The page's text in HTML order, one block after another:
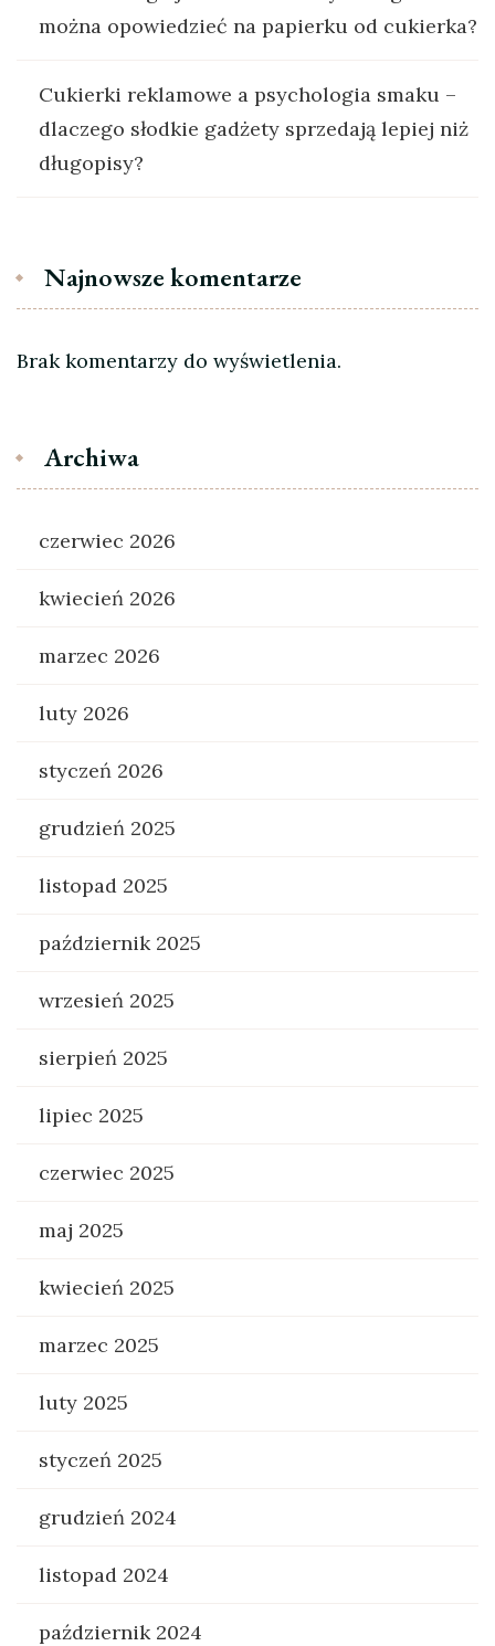
można opowiedzieć na papierku od cukierka?
Cukierki reklamowe a psychologia smaku –
dlaczego słodkie gadżety sprzedają lepiej niż
długopisy?
Najnowsze komentarze
Brak komentarzy do wyświetlenia.
Archiwa
czerwiec 2026
kwiecień 2026
marzec 2026
luty 2026
styczeń 2026
grudzień 2025
listopad 2025
październik 2025
wrzesień 2025
sierpień 2025
lipiec 2025
czerwiec 2025
maj 2025
kwiecień 2025
marzec 2025
luty 2025
styczeń 2025
grudzień 2024
listopad 2024
październik 2024